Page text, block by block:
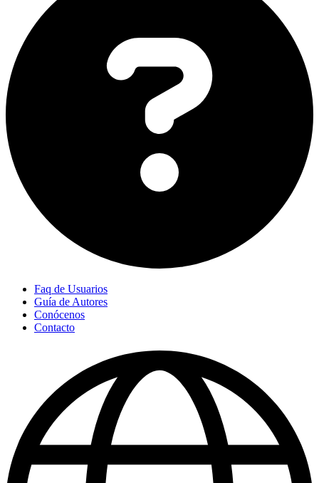
Faq de Usuarios
Guía de Autores
Conócenos
Contacto